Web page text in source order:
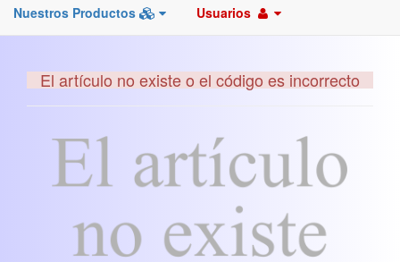
Nuestros Productos Usuarios
El artículo no existe o el código es incorrecto